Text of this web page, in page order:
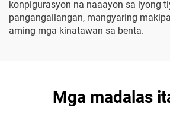
konpigurasyon na naaayon sa iyong
pangangailangan, mangyaring
aming mga kinatawan sa benta.
Mga madalas